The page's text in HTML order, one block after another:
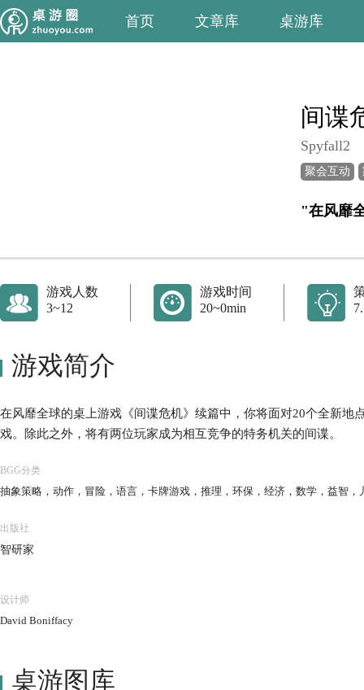
首页 文章库 桌游库
间谍
Spyfall2
聚会互动
游戏人数
3~12
游戏时间
20~0min
游戏简介
在风靡全球的桌上游戏《间谍危机》续篇中，你将面对20个全新地
戏。除此之外，将有两位玩家成为相互竞争的特务机关的间谍。
BGG分类
抽象策略，动作，冒险，语言，卡牌游戏，推理，环保，经济，数学，益智，
出版社
智研家
设计师
David Boniffacy
桌游图库